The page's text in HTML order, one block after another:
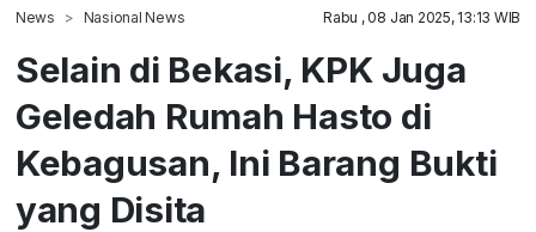
News Nasional News Rabu , 08 Jan 2025, 13:13 WIB
Selain di Bekasi, KPK Juga
Geledah Rumah Hasto di
Kebagusan, Ini Barang Bukti
yang Disita